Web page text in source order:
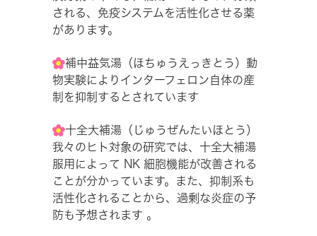
される、免疫システムを活性化させる薬
があります。
補中益気湯（ほちゅうえっきとう）動
物実験によりインターフェロン自体の産
制を抑制するとされています
十全大補湯（じゅうぜんたいほとう）
我々のヒト対象の研究では、十全大補湯
服用によって NK 細胞機能が改善される
ことが分かっています。また、抑制系も
活性化されることから、過剰な炎症の予
防も予想されます 。